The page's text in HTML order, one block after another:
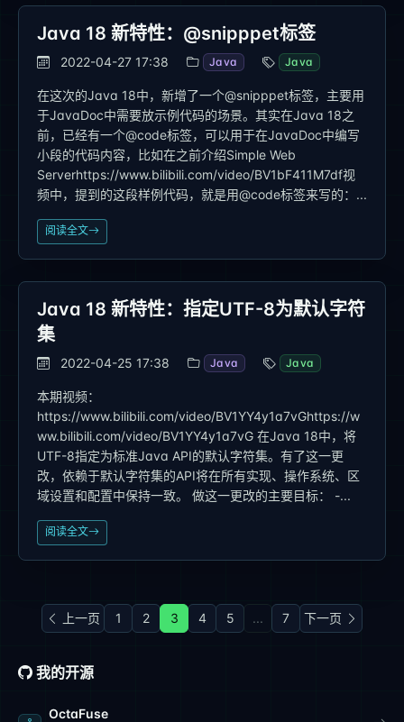
Java 18 新特性：@snipppet标签
2022-04-27 17:38 Java Java
在这次的Java 18中，新增了一个@snipppet标签，主要用
于JavaDoc中需要放示例代码的场景。其实在Java 18之
前，已经有一个@code标签，可以用于在JavaDoc中编写
小段的代码内容，比如在之前介绍Simple Web
Serverhttps://www.bilibili.com/video/BV1bF411M7df视
频中，提到的这段样例代码，就是用@code标签来写的：...
阅读全文
Java 18 新特性：指定UTF-8为默认字符
集
2022-04-25 17:38 Java Java
本期视频：
https://www.bilibili.com/video/BV1YY4y1a7vGhttps://w
ww.bilibili.com/video/BV1YY4y1a7vG 在Java 18中，将
UTF-8指定为标准Java API的默认字符集。有了这一更
改，依赖于默认字符集的API将在所有实现、操作系统、区
域设置和配置中保持一致。 做这一更改的主要目标： -...
阅读全文
上一页 1 2 3 4 5 ... 7 下一页
我的开源
OctaFuse